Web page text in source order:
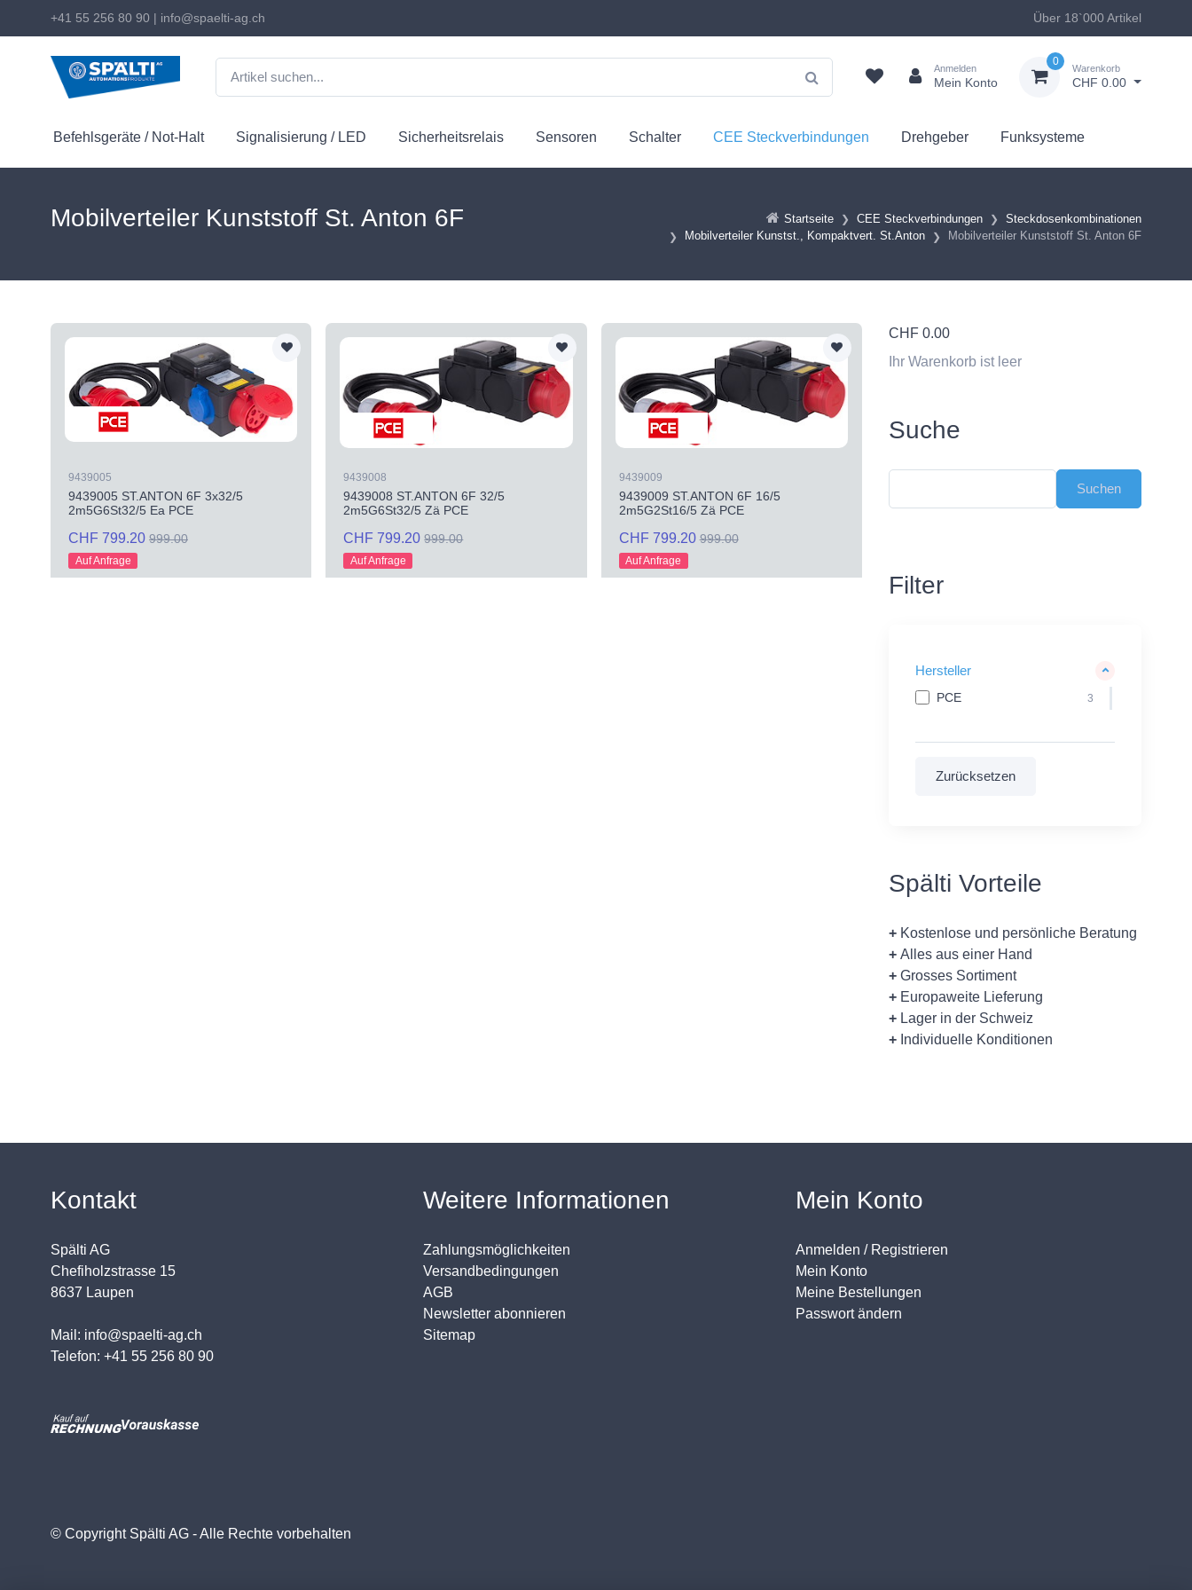
+41 55 256 80 90 | info@spaelti-ag.ch Über 18`000 Artikel
Anmelden
Mein Konto
0
Warenkorb
CHF 0.00
Befehlsgeräte / Not-Halt Signalisierung / LED Sicherheitsrelais Sensoren Schalter CEE Steckverbindungen Drehgeber Funksysteme
Startseite CEE Steckverbindungen
Steckdosenkombinationen
Mobilverteiler Kunstst., Kompaktvert. St.Anton
Mobilverteiler Kunststoff St. Anton 6F
Mobilverteiler Kunststoff St. Anton 6F
9439005
9439005 ST.ANTON 6F 3x32/5
2m5G6St32/5 Ea PCE
CHF 799.20 999.00
Auf Anfrage
9439008
9439008 ST.ANTON 6F 32/5
2m5G6St32/5 Zä PCE
CHF 799.20 999.00
Auf Anfrage
9439009
9439009 ST.ANTON 6F 16/5
2m5G2St16/5 Zä PCE
CHF 799.20 999.00
Auf Anfrage
CHF 0.00
Ihr Warenkorb ist leer
Suche
Filter
Hersteller
PCE 3
Spälti Vorteile
+ Kostenlose und persönliche Beratung
+ Alles aus einer Hand
+ Grosses Sortiment
+ Europaweite Lieferung
+ Lager in der Schweiz
+ Individuelle Konditionen
Kontakt
Spälti AG
Chefiholzstrasse 15
8637 Laupen
Mail: info@spaelti-ag.ch
Telefon: +41 55 256 80 90
Weitere Informationen
Zahlungsmöglichkeiten
Versandbedingungen
AGB
Newsletter abonnieren
Sitemap
Mein Konto
Anmelden / Registrieren
Mein Konto
Meine Bestellungen
Passwort ändern
© Copyright Spälti AG - Alle Rechte vorbehalten